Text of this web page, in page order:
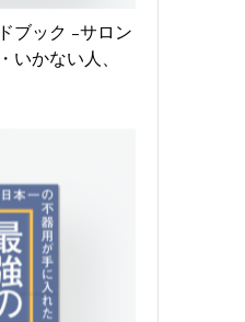
ブック -サロン
いかない人、